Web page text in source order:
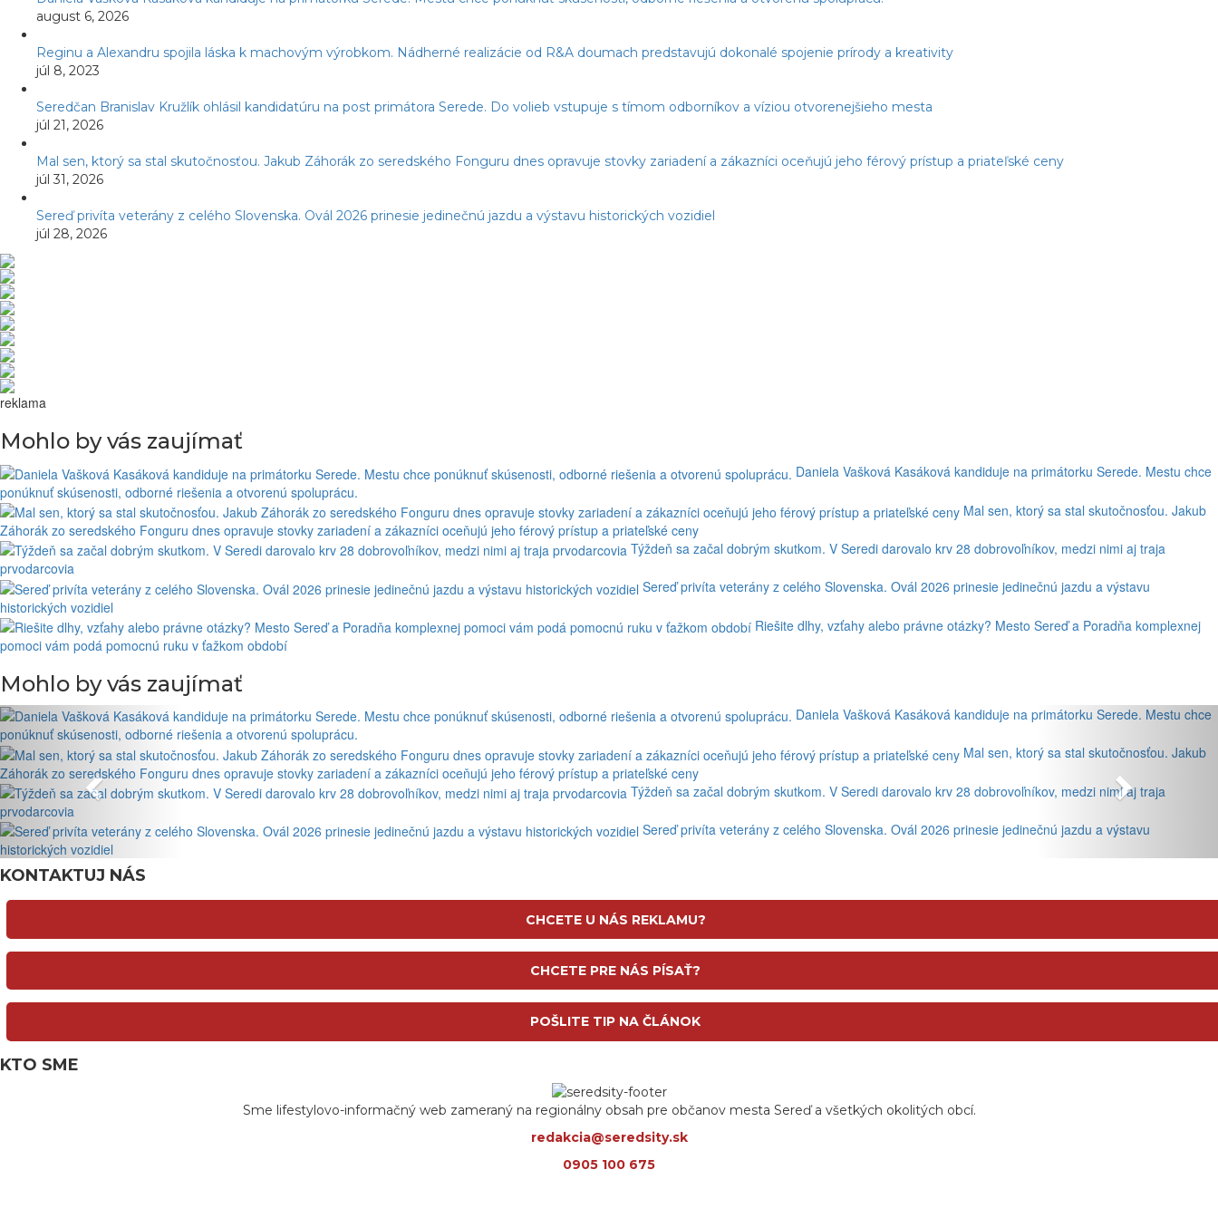
august 6, 2026
Reginu a Alexandru spojila láska k machovým výrobkom. Nádherné realizácie od R&A doumach predstavujú dokonalé spojenie prírody a kreativity
júl 8, 2023
Seredčan Branislav Kružlík ohlásil kandidatúru na post primátora Serede. Do volieb vstupuje s tímom odborníkov a víziou otvorenejšieho mesta
júl 21, 2026
Mal sen, ktorý sa stal skutočnosťou. Jakub Záhorák zo seredského Fonguru dnes opravuje stovky zariadení a zákazníci oceňujú jeho férový prístup a priateľské ceny
júl 31, 2026
Sereď privíta veterány z celého Slovenska. Ovál 2026 prinesie jedinečnú jazdu a výstavu historických vozidiel
júl 28, 2026
reklama
Mohlo by vás zaujímať
Daniela Vašková Kasáková kandiduje na primátorku Serede. Mestu chce
ponúknuť skúsenosti, odborné riešenia a otvorenú spoluprácu.
Mal sen, ktorý sa stal skutočnosťou. Jakub
Záhorák zo seredského Fonguru dnes opravuje stovky zariadení a zákazníci oceňujú jeho férový prístup a priateľské ceny
Týždeň sa začal dobrým skutkom. V Seredi darovalo krv 28 dobrovoľníkov, medzi nimi aj traja
prvodarcovia
Sereď privíta veterány z celého Slovenska. Ovál 2026 prinesie jedinečnú jazdu a výstavu
historických vozidiel
Riešite dlhy, vzťahy alebo právne otázky? Mesto Sereď a Poradňa komplexnej
pomoci vám podá pomocnú ruku v ťažkom období
Mohlo by vás zaujímať
Daniela Vašková Kasáková kandiduje na primátorku Serede. Mestu chce
ponúknuť skúsenosti, odborné riešenia a otvorenú spoluprácu.
Mal sen, ktorý sa stal skutočnosťou. Jakub
Záhorák zo seredského Fonguru dnes opravuje stovky zariadení a zákazníci oceňujú jeho férový prístup a priateľské ceny
Týždeň sa začal dobrým skutkom. V Seredi darovalo krv 28 dobrovoľníkov, medzi nimi aj traja
prvodarcovia
Sereď privíta veterány z celého Slovenska. Ovál 2026 prinesie jedinečnú jazdu a výstavu
historických vozidiel
KONTAKTUJ NÁS
CHCETE U NÁS REKLAMU?
CHCETE PRE NÁS PÍSAŤ?
POŠLITE TIP NA ČLÁNOK
KTO SME
Sme lifestylovo-informačný web zameraný na regionálny obsah pre občanov mesta Sereď a všetkých okolitých obcí.
redakcia@seredsity.sk
0905 100 675